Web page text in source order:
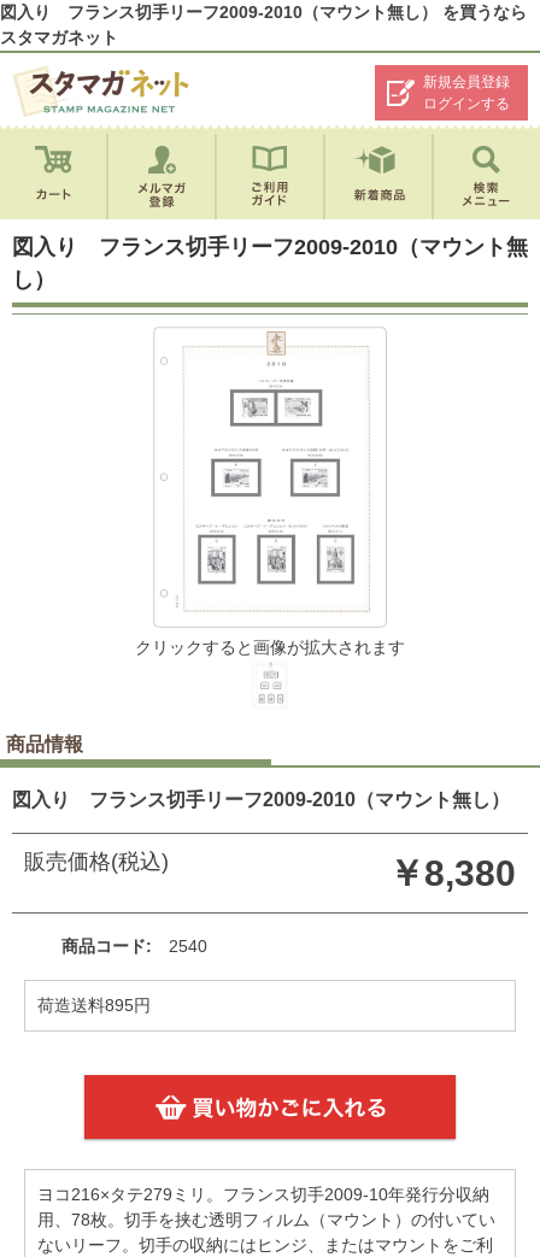
図入り フランス切手リーフ2009-2010（マウント無し） を買うなら
スタマガネット
新規会員登録
ログインする
図入り フランス切手リーフ2009-2010（マウント無
し）
クリックすると画像が拡大されます
商品情報
図入り フランス切手リーフ2009-2010（マウント無し）
販売価格(税込) ￥8,380
商品コード 2540
荷造送料895円
ヨコ216×タテ279ミリ。フランス切手2009-10年発行分収納
用、78枚。切手を挟む透明フィルム（マウント）の付いてい
ないリーフ。切手の収納にはヒンジ、またはマウントをご利